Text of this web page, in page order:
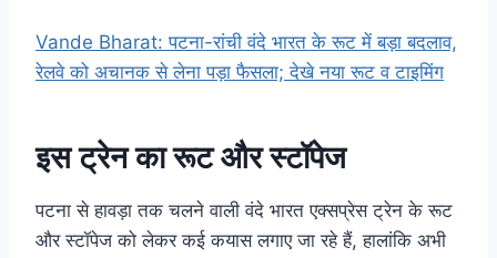
Vande Bharat: पटना-रांची वंदे भारत के रूट में बड़ा बदलाव,
रेलवे को अचानक से लेना पड़ा फैसला; देखे नया रूट व टाइमिंग
इस ट्रेन का रूट और स्टॉपेज
पटना से हावड़ा तक चलने वाली वंदे भारत एक्सप्रेस ट्रेन के रूट
और स्टॉपेज को लेकर कई कयास लगाए जा रहे हैं, हालांकि अभी